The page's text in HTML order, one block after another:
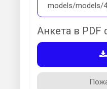
models/models/
Анкета в PDF